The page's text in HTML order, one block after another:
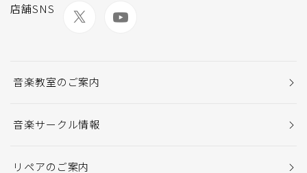
店舗SNS
音楽教室のご案内
音楽サークル情報
リペアのご案内